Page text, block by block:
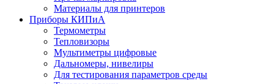
Материалы для принтеров
Приборы КИПиА
Термометры
Тепловизоры
Мультиметры цифровые
Дальномеры, нивелиры
Для тестирования параметров среды